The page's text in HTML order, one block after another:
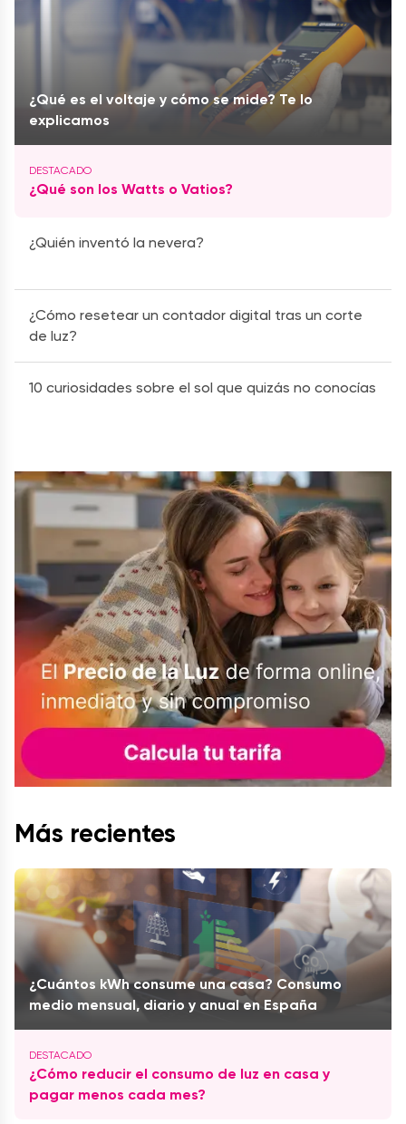
¿Qué es el voltaje y cómo se mide? Te lo
explicamos
¿Qué son los Watts o Vatios?
¿Quién inventó la nevera?
¿Cómo resetear un contador digital tras un corte
de luz?
10 curiosidades sobre el sol que quizás no conocías
Más recientes
¿Cuántos kWh consume una casa? Consumo
medio mensual, diario y anual en España
¿Cómo reducir el consumo de luz en casa y
pagar menos cada mes?